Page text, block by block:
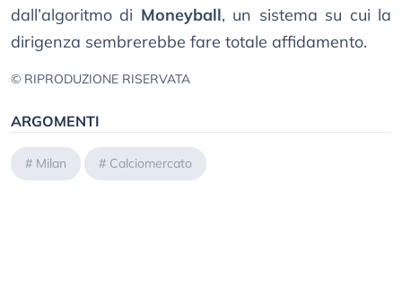
dall’algoritmo di Moneyball, un sistema su cui la
dirigenza sembrerebbe fare totale affidamento.
© RIPRODUZIONE RISERVATA
ARGOMENTI
# Milan # Calciomercato